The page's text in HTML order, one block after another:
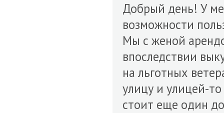
Добрый день! У
возможности
Мы с женой
впоследствии
на льготных
улицу и улицей-
стоит еще один